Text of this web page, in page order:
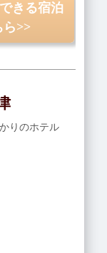
きる宿泊
ら>>
りのホテル